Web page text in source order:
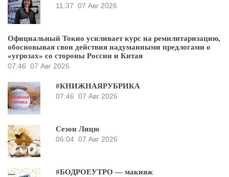
11:37 07 Авг 2026
Официальный Токио усиливает курс на ремилитаризацию,
обосновывая свои действия надуманными предлогами о
«угрозах» со стороны России и Китая
07:46 07 Авг 2026
#КНИЖНАЯРУБРИКА
07:46 07 Авг 2026
Сезон Лицю
06:04 07 Авг 2026
#БОДРОЕУТРО — макияж